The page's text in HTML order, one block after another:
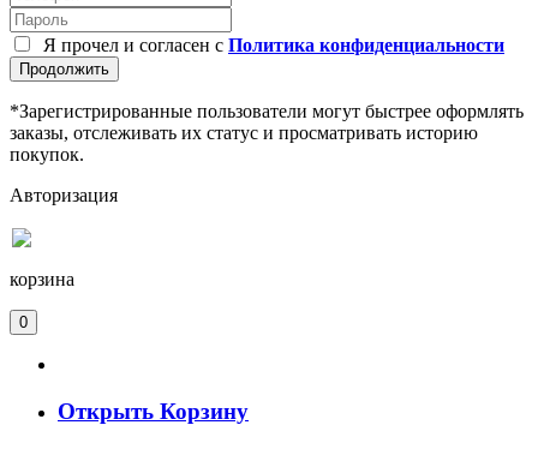
Я прочел и согласен с Политика конфиденциальности
Продолжить
*Зарегистрированные пользователи могут быстрее оформлять
заказы, отслеживать их статус и просматривать историю
покупок.
Авторизация
корзина
0
Открыть Корзину